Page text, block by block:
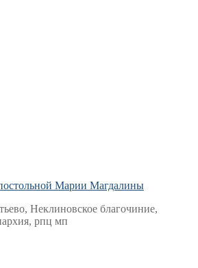
Марии Магдалины
Неклиновское благочиние,
рпц мп